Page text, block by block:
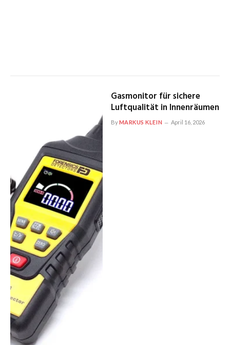
Gasmonitor für sichere
Luftqualität in Innenräumen
ByMARKUS KLEIN April 16, 2026